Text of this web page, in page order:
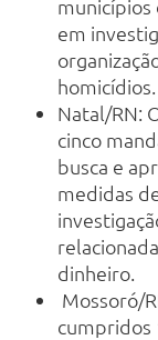
municípios
em
homicídios.
Natal/RN:
cinco
busca e
medidas
dinheiro.
Mossoró/
cumpridos